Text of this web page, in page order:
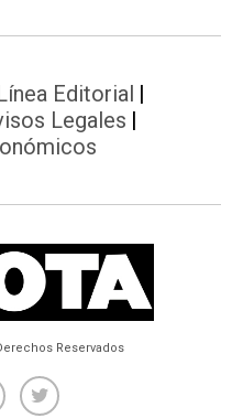
Editorial
Legales
Reservados